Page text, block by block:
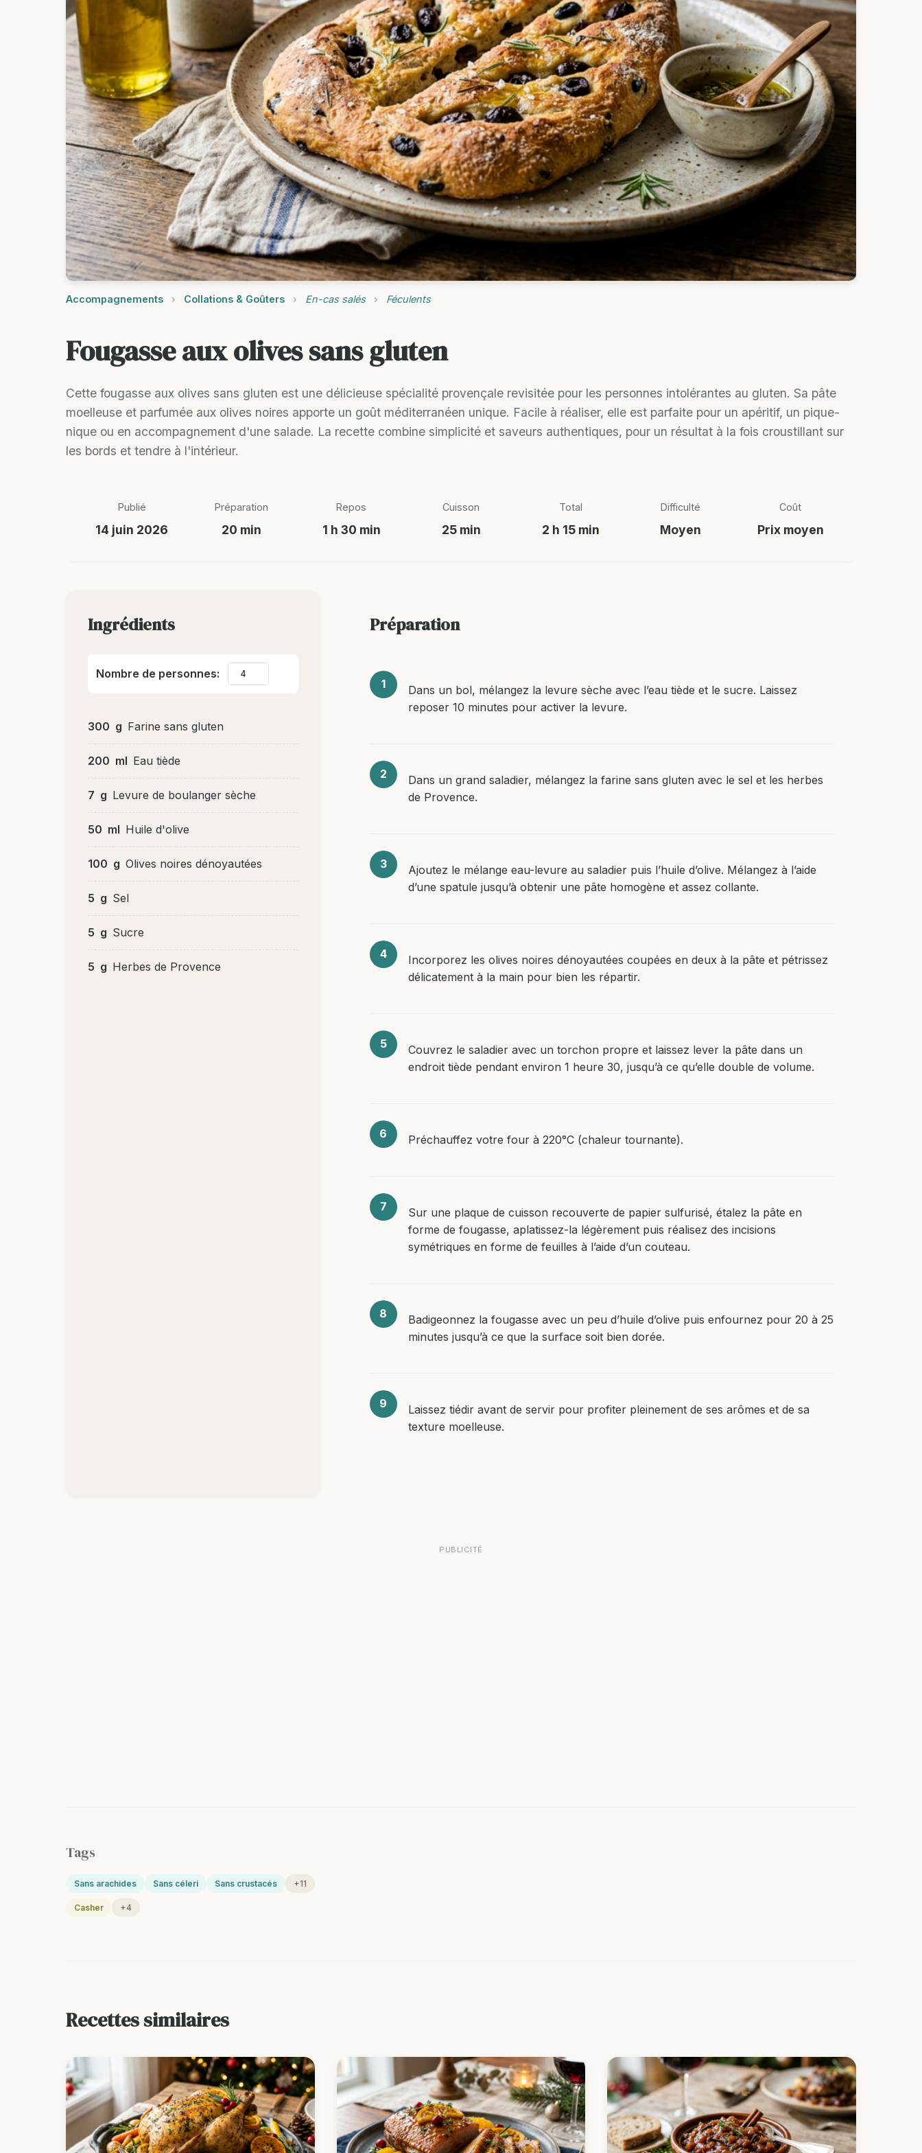
Accompagnements › Collations & Goûters › En-cas salés › Féculents
Fougasse aux olives sans gluten
Cette fougasse aux olives sans gluten est une délicieuse spécialité provençale revisitée pour les personnes intolérantes au gluten. Sa pâte
moelleuse et parfumée aux olives noires apporte un goût méditerranéen unique. Facile à réaliser, elle est parfaite pour un apéritif, un pique-
nique ou en accompagnement d'une salade. La recette combine simplicité et saveurs authentiques, pour un résultat à la fois croustillant sur
les bords et tendre à l'intérieur.
Publié
14 juin 2026
Préparation
20 min
Repos
1 h 30 min
Cuisson
25 min
Total
2 h 15 min
Difficulté
Moyen
Coût
Prix moyen
Ingrédients
Nombre de personnes:
300 g Farine sans gluten
200 ml Eau tiède
7 g Levure de boulanger sèche
50 ml Huile d'olive
100 g Olives noires dénoyautées
5 g Sel
5 g Sucre
5 g Herbes de Provence
PUBLICITÉ
Préparation
Dans un bol, mélangez la levure sèche avec l’eau tiède et le sucre. Laissez
reposer 10 minutes pour activer la levure.
Dans un grand saladier, mélangez la farine sans gluten avec le sel et les herbes
de Provence.
Ajoutez le mélange eau-levure au saladier puis l’huile d’olive. Mélangez à l’aide
d’une spatule jusqu’à obtenir une pâte homogène et assez collante.
Incorporez les olives noires dénoyautées coupées en deux à la pâte et pétrissez
délicatement à la main pour bien les répartir.
Couvrez le saladier avec un torchon propre et laissez lever la pâte dans un
endroit tiède pendant environ 1 heure 30, jusqu’à ce qu’elle double de volume.
Préchauffez votre four à 220°C (chaleur tournante).
Sur une plaque de cuisson recouverte de papier sulfurisé, étalez la pâte en
forme de fougasse, aplatissez-la légèrement puis réalisez des incisions
symétriques en forme de feuilles à l’aide d’un couteau.
Badigeonnez la fougasse avec un peu d’huile d’olive puis enfournez pour 20 à 25
minutes jusqu’à ce que la surface soit bien dorée.
Laissez tiédir avant de servir pour profiter pleinement de ses arômes et de sa
texture moelleuse.
Tags
Sans arachides Sans céleri Sans crustacés +11
Casher +4
Recettes similaires